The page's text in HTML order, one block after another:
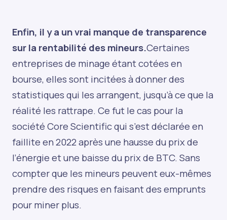
Enfin, il y a un vrai manque de transparence
sur la rentabilité des mineurs.Certaines
entreprises de minage étant cotées en
bourse, elles sont incitées à donner des
statistiques qui les arrangent, jusqu’à ce que la
réalité les rattrape. Ce fut le cas pour la
société Core Scientific qui s’est déclarée en
faillite en 2022 après une hausse du prix de
l’énergie et une baisse du prix de BTC. Sans
compter que les mineurs peuvent eux-mêmes
prendre des risques en faisant des emprunts
pour miner plus.